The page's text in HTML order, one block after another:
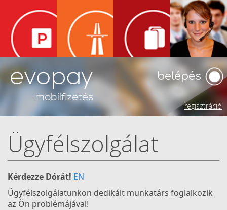
belépés
regisztráció
Ügyfélszolgálat
Kérdezze Dórát! EN
Ügyfélszolgálatunkon dedikált munkatárs foglalkozik
az Ön problémájával!